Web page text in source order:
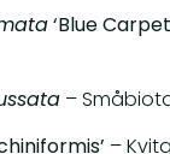
‘Blue
–
–